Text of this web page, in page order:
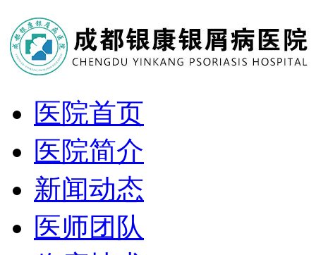
医院首页
医院简介
新闻动态
医师团队